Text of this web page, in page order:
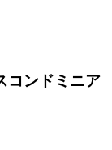
コンドミニア